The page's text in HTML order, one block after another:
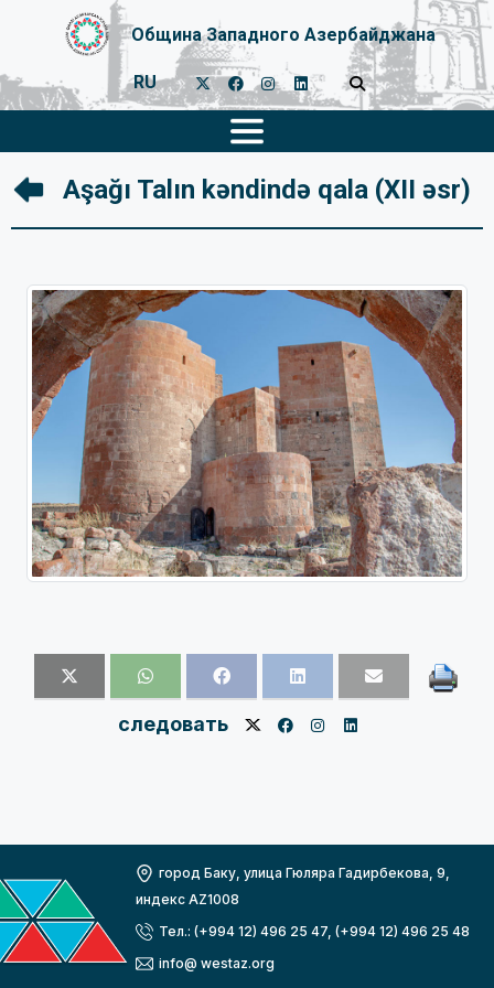
Община Западного Азербайджана
RU
Aşağı Talın kəndində qala (XII əsr)
следовать
город Баку, улица Гюляра Гадирбекова, 9,
индекс AZ1008
Тел.: (+994 12) 496 25 47, (+994 12) 496 25 48
info@ westaz.org